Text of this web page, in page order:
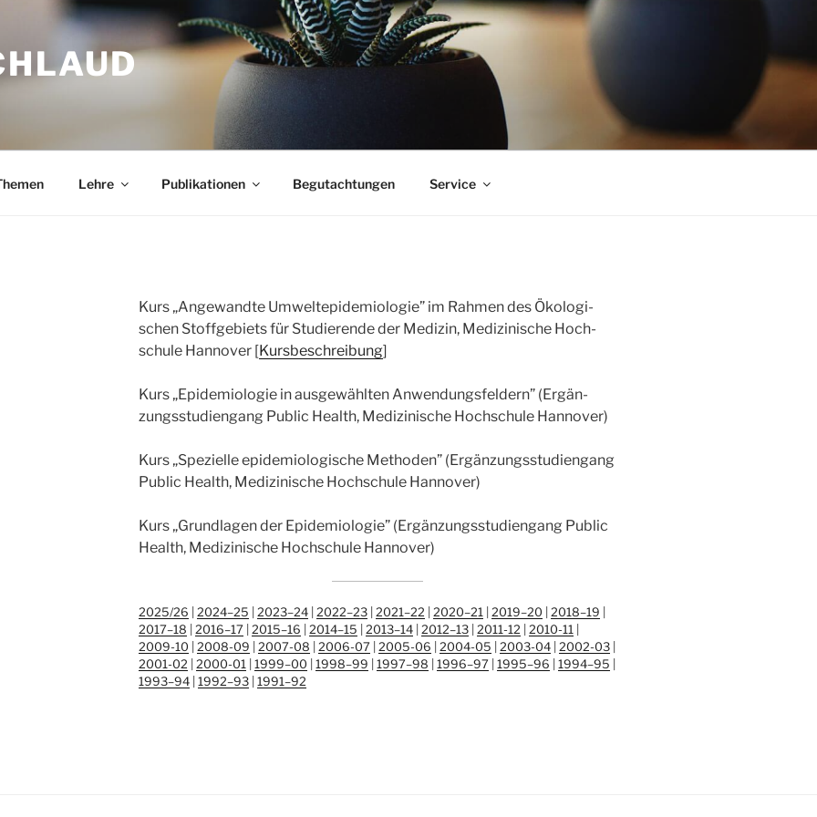
Leh­re Publi­ka­tio­nen Begut­ach­tun­gen Ser­vice
Kurs „Ange­wand­te Umwelt­epi­de­mio­lo­gie” im Rah­men des Öko­lo­gi­
schen Stoff­ge­biets für Stu­die­ren­de der Medi­zin, Medi­zi­ni­sche Hoch­
schu­le Han­no­ver [Kurs­be­schrei­bung]
Kurs „Epi­de­mio­lo­gie in aus­ge­wähl­ten Anwen­dungs­fel­dern” (Ergän­
zungs­stu­di­en­gang Public Health, Medi­zi­ni­sche Hoch­schu­le Hannover)
Kurs „Spe­zi­el­le epi­de­mio­lo­gi­sche Metho­den” (Ergän­zungs­stu­di­en­gang
Public Health, Medi­zi­ni­sche Hoch­schu­le Hannover)
Kurs „Grund­la­gen der Epi­de­mio­lo­gie” (Ergän­zungs­stu­di­en­gang Public
Health, Medi­zi­ni­sche Hoch­schu­le Hannover)
2025/​26 2024–25 2023–24| 2022–23| 2021–22 2020–21 2019–20 2018–19
2017–18
2016–17| 2015–16 2014–15 2013–14| 2012–13| 2011-12 2010-11
2009-10
2008-09 2007-08 2006-07| 2005-06 2004-05 2003-04| 2002-03|
2001-02
2000-01 1999–00 1998–99 1997–98 1996–97| 1995–96 1994–95
1993–94| 1992–93| 1991–92